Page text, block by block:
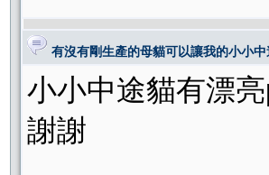
有沒有剛生產的母貓可以讓我的小小
小小中途貓有漂
謝謝